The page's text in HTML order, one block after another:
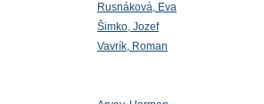
Rusnáková, Eva
Šimko, Jozef
Vavrík, Roman